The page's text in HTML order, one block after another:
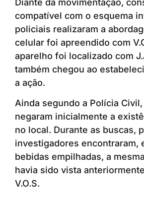
Diante da movimentação,
compatível com o esquema
policiais realizaram a
celular foi apreendido com
aparelho foi localizado com
também chegou ao
a ação.
Ainda segundo a Polícia
negaram inicialmente a
no local. Durante as buscas,
investigadores encontraram,
bebidas empilhadas, a
havia sido vista
V.O.S.